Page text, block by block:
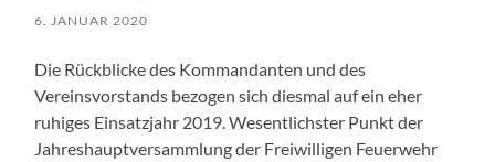
6. JANUAR 2020
Die Rückblicke des Kommandanten und des
Vereinsvorstands bezogen sich diesmal auf ein eher
ruhiges Einsatzjahr 2019. Wesentlichster Punkt der
Jahreshauptversammlung der Freiwilligen Feuerwehr